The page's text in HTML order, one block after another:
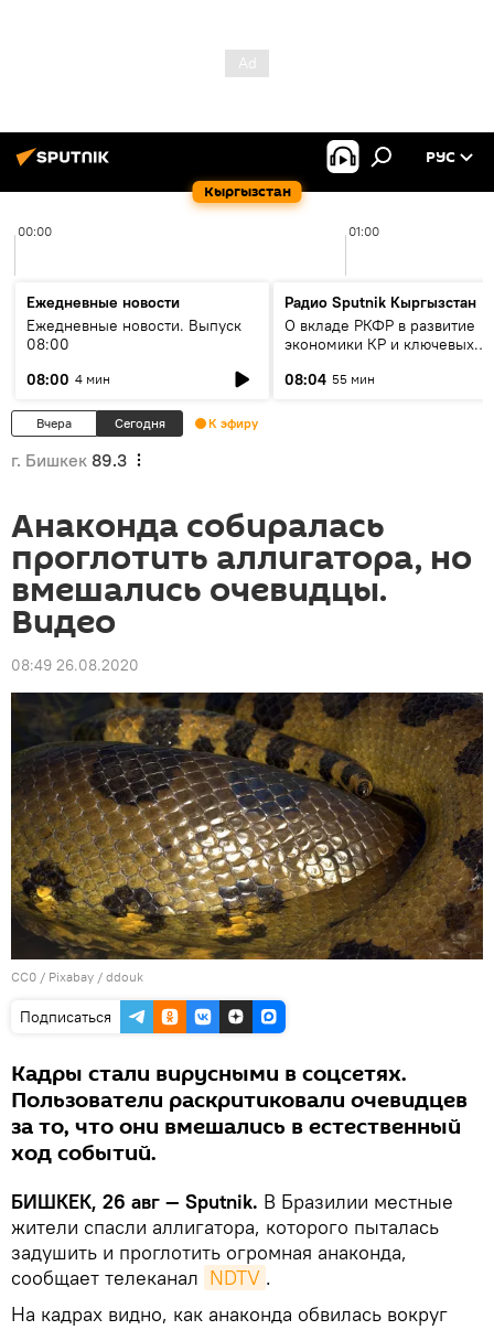
Кыргызстан
РУС
00:00 01:00
Ежедневные новости
Ежедневные новости. Выпуск
08:00
08:00 4 мин
Радио Sputnik Кыргызстан
О вкладе РКФР в развитие
экономики КР и ключевых
08:04 55 мин
Вчера Сегодня К эфиру
г. Бишкек 89.3
Анаконда собиралась
проглотить аллигатора, но
вмешались очевидцы.
Видео
08:49 26.08.2020
CC0 / Pixabay / ddouk
Подписаться
Кадры стали вирусными в соцсетях.
Пользователи раскритиковали очевидцев
за то, что они вмешались в естественный
ход событий.
БИШКЕК, 26 авг — Sputnik. В Бразилии местные
жители спасли аллигатора, которого пыталась
задушить и проглотить огромная анаконда,
сообщает телеканал NDTV .
На кадрах видно, как анаконда обвилась вокруг